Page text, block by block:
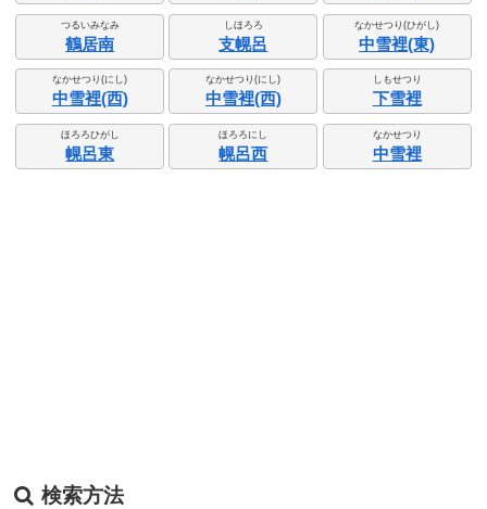
つるいみなみ
鶴居南
しほろろ
支幌呂
なかせつり(ひがし)
中雪裡(東)
なかせつり(にし)
中雪裡(西)
なかせつり(にし)
中雪裡(西)
しもせつり
下雪裡
ほろろひがし
幌呂東
ほろろにし
幌呂西
なかせつり
中雪裡
検索方法